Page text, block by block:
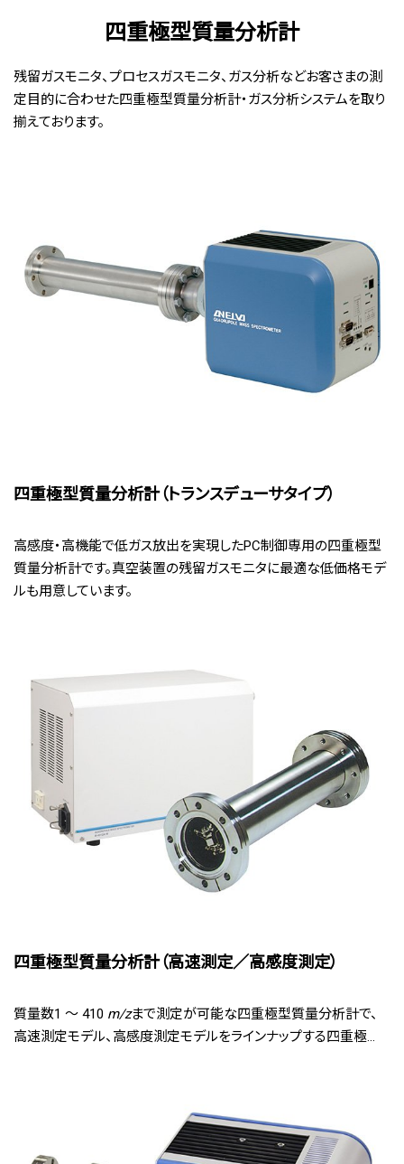
四重極型質量分析計
残留ガスモニタ、プロセスガスモニタ、ガス分析などお客さまの測
定目的に合わせた四重極型質量分析計・ガス分析システムを取り
揃えております。
四重極型質量分析計（トランスデューサタイプ）
高感度・高機能で低ガス放出を実現したPC制御専用の四重極型
質量分析計です。真空装置の残留ガスモニタに最適な低価格モデ
ルも用意しています。
四重極型質量分析計（高速測定／高感度測定）
質量数1 ～ 410 m/zまで測定が可能な四重極型質量分析計で、
高速測定モデル、高感度測定モデルをラインナップする四重極...